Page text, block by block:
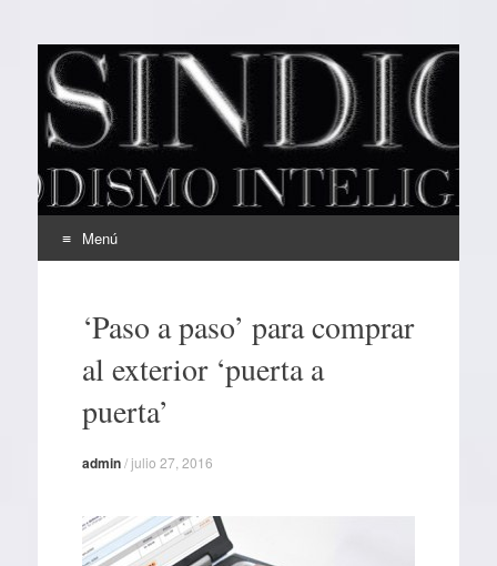
EL SINDICAL
Periodismo Inteligente
Menú
contenido‘Paso a paso’ para comprar
al exterior ‘puerta a
puerta’
admin/julio 27, 2016